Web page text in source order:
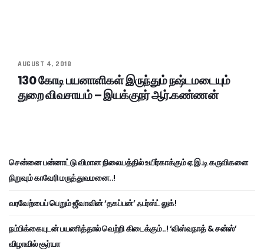
AUGUST 4, 2018
130 கோடி பயனாளிகள் இருந்தும் நஷ்டமடையும்
துறை விவசாயம் – இயக்குநர் ஆர்.கண்ணன்
சென்னை பன்னாட்டு விமான நிலையத்தில் உயிர்காக்கும் ஏ.இ.டி கருவிகளை
நிறுவும் காவேரி மருத்துவமனை..!
வரவேற்பைப் பெறும் ஜீவாவின் ‘தகப்பன்’ ஃபர்ஸ்ட் லுக்!
நம்பிக்கையுடன் பயணித்தால் வெற்றி கிடைக்கும்..! ‘விஸ்வநாத் & சன்ஸ்’
விழாவில் சூர்யா